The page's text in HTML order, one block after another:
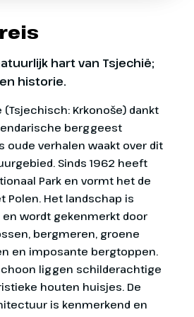
hart van Tsjechië;
historie.
natuurgebied. Sinds 1962 heeft het de status van Nationaal Park en vormt het de natuurlijke grens met Polen. Het landschap is bijzonder gevarieerd en wordt gekenmerkt door uitgestrekte
vanuit het
in Didam naar ons
in de
van Chemnitz voor
en overnachting.
€ 55,00 per persoon
(zie dag-tot-dag programma)
2026 en terugkomen vanaf
september 2026, overige
zijn het gehele seizoen
vanaf 11 mei t/m 14
en terugkomen vanaf
zijn het gehele seizoen
Gelderland
vanaf 11 mei t/m 14
en terugkomen vanaf
26 september 2026, overige
zijn het gehele seizoen